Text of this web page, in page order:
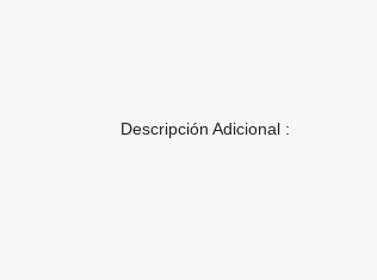
Descripción Adicional :